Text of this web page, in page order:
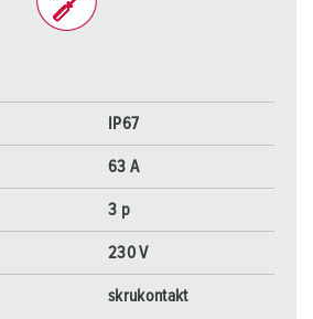
IP67
63 A
3 p
230 V
skrukontakt